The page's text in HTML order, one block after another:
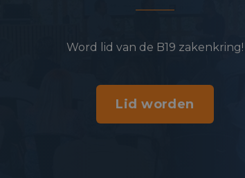
Word lid van de B19 zakenkring!
Lid worden